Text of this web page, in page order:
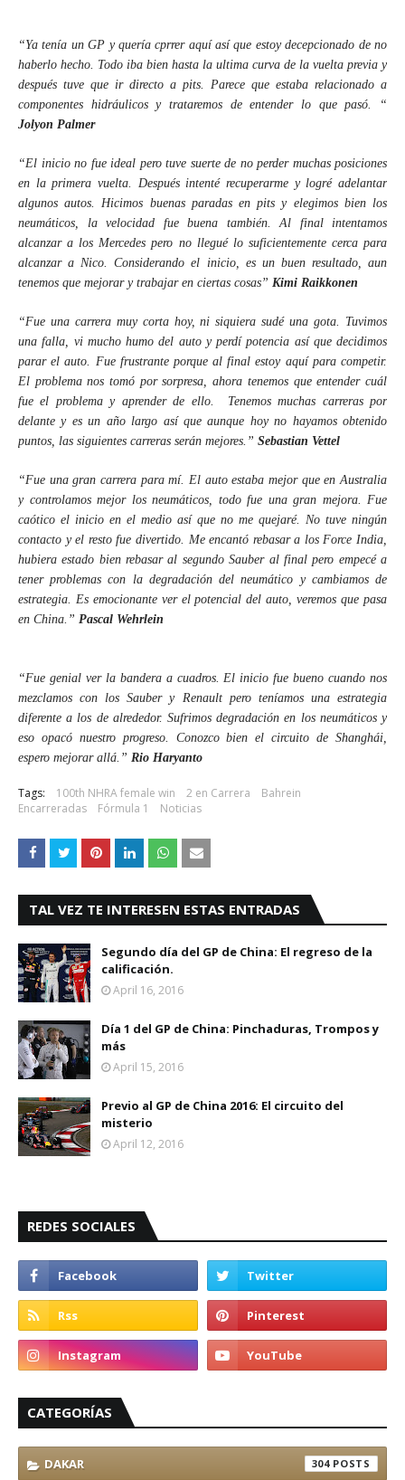
“Ya tenía un GP y quería cprrer aquí así que estoy decepcionado de no
haberlo hecho. Todo iba bien hasta la ultima curva de la vuelta previa y
después tuve que ir directo a pits. Parece que estaba relacionado a
componentes hidráulicos y trataremos de entender lo que pasó. “
Jolyon Palmer
“El inicio no fue ideal pero tuve suerte de no perder muchas posiciones
en la primera vuelta. Después intenté recuperarme y logré adelantar
algunos autos. Hicimos buenas paradas en pits y elegimos bien los
neumáticos, la velocidad fue buena también. Al final intentamos
alcanzar a los Mercedes pero no llegué lo suficientemente cerca para
alcanzar a Nico. Considerando el inicio, es un buen resultado, aun
tenemos que mejorar y trabajar en ciertas cosas” Kimi Raikkonen
“Fue una carrera muy corta hoy, ni siquiera sudé una gota. Tuvimos
una falla, vi mucho humo del auto y perdí potencia así que decidimos
parar el auto. Fue frustrante porque al final estoy aquí para competir.
El problema nos tomó por sorpresa, ahora tenemos que entender cuál
fue el problema y aprender de ello.
Tenemos muchas carreras por
delante y es un año largo así que aunque hoy no hayamos obtenido
puntos, las siguientes carreras serán mejores.” Sebastian Vettel
“Fue una gran carrera para mí. El auto estaba mejor que en Australia
y controlamos mejor los neumáticos, todo fue una gran mejora. Fue
caótico el inicio en el medio así que no me quejaré. No tuve ningún
contacto y el resto fue divertido. Me encantó rebasar a los Force India,
hubiera estado bien rebasar al segundo Sauber al final pero empecé a
tener problemas con la degradación del neumático y cambiamos de
estrategia. Es emocionante ver el potencial del auto, veremos que pasa
en China.” Pascal Wehrlein
“Fue genial ver la bandera a cuadros. El inicio fue bueno cuando nos
mezclamos con los Sauber y Renault pero teníamos una estrategia
diferente a los de alrededor. Sufrimos degradación en los neumáticos y
eso opacó nuestro progreso. Conozco bien el circuito de Shanghái,
espero mejorar allá.” Rio Haryanto
Tags: 100th NHRA female win 2 en Carrera
Bahrein
Encarreradas
Fórmula 1 Noticias
TAL VEZ TE INTERESEN ESTAS ENTRADAS
Segundo día del GP de China: El regreso de la
calificación.
April 16, 2016
Día 1 del GP de China: Pinchaduras, Trompos y
más
April 15, 2016
Previo al GP de China 2016: El circuito del
misterio
April 12, 2016
REDES SOCIALES
CATEGORÍAS
DAKAR 304